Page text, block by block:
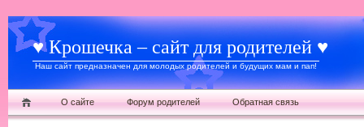
♥ Крошечка – сайт для родителей ♥
Наш сайт предназначен для молодых родителей и будущих мам и пап!
О сайте Форум родителей Обратная связь